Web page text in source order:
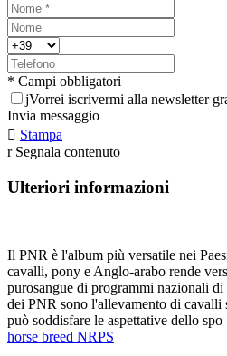
* Campi obbligatori
jVorrei iscrivermi alla newsletter
Invia messaggio
 Stampa
r Segnala contenuto
Ulteriori informazioni
Il PNR è l'album più versatile nei
cavalli, pony e Anglo-arabo rende
purosangue di programmi nazionali
dei PNR sono l'allevamento di
può soddisfare le aspettative dello spo
horse breed NRPS